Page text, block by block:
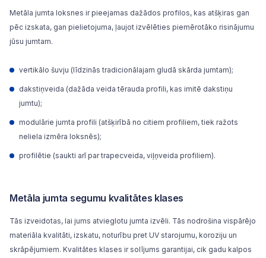
Metāla jumta loksnes ir pieejamas dažādos profilos, kas atšķiras gan
pēc izskata, gan pielietojuma, ļaujot izvēlēties piemērotāko risinājumu
jūsu jumtam.
vertikālo šuvju (līdzinās tradicionālajam gludā skārda jumtam);
dakstiņveida (dažāda veida tērauda profili, kas imitē dakstiņu
jumtu);
modulārie jumta profili (atšķirībā no citiem profiliem, tiek ražots
neliela izmēra loksnēs);
profilētie (saukti arī par trapecveida, viļņveida profiliem).
Metāla jumta segumu kvalitātes klases
Tās izveidotas, lai jums atvieglotu jumta izvēli. Tās nodrošina vispārējo
materiāla kvalitāti, izskatu, noturību pret UV starojumu, koroziju un
skrāpējumiem. Kvalitātes klases ir solījums garantijai, cik gadu kalpos